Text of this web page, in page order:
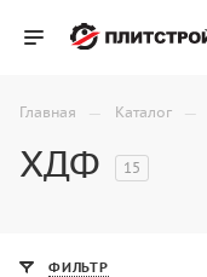
Главная — Каталог —
ХДФ 15
ФИЛЬТР